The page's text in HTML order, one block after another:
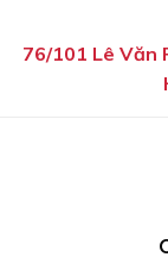
76/101 Lê Văn